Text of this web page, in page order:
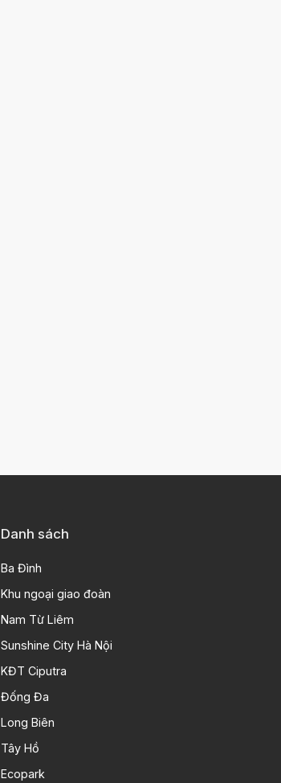
Danh sách
Ba Đình
Khu ngoại giao đoàn
Nam Từ Liêm
Sunshine City Hà Nội
KĐT Ciputra
Đống Đa
Long Biên
Tây Hồ
Ecopark